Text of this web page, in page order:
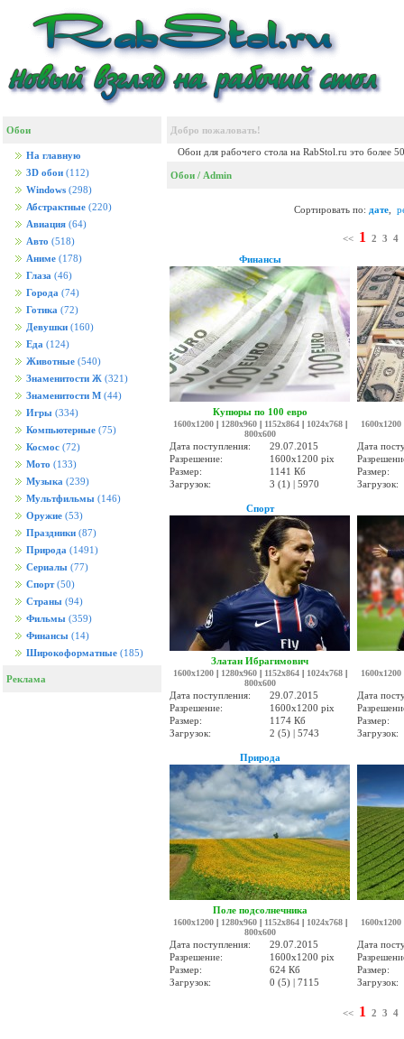
Обои
На главную
3D обои (112)
Windows (298)
Абстрактные (220)
Авиация (64)
Авто (518)
Аниме (178)
Глаза (46)
Города (74)
Готика (72)
Девушки (160)
Еда (124)
Животные (540)
Знаменитости Ж (321)
Знаменитости М (44)
Игры (334)
Компьютерные (75)
Космос (72)
Мото (133)
Музыка (239)
Мультфильмы (146)
Оружие (53)
Праздники (87)
Природа (1491)
Сериалы (77)
Спорт (50)
Страны (94)
Фильмы (359)
Финансы (14)
Широкоформатные (185)
Реклама
Добро пожаловать!
Обои для рабочего стола на RabStol.ru это более
Обои / Admin
Сортировать по: дате
<< 1 2 3 4
Финансы
Купюры по 100 евро
1600x1200| 1280x960| 1152x864| 1024x768|
800x600
Дата поступления:
29.07.2015
Разрешение:
1600x1200 pix
Размер:
1141 Кб
Загрузок:
3 (1) | 5970
1600x1200
Дата
Размер:
Загрузок:
Спорт
Златан Ибрагимович
1600x1200| 1280x960| 1152x864| 1024x768|
800x600
Дата поступления:
29.07.2015
Разрешение:
1600x1200 pix
Размер:
1174 Кб
Загрузок:
2 (5) | 5743
1600x1200
Дата
Размер:
Загрузок:
Природа
Поле подсолнечника
1600x1200| 1280x960| 1152x864| 1024x768|
800x600
Дата поступления:
29.07.2015
Разрешение:
1600x1200 pix
Размер:
624 Кб
Загрузок:
0 (5) | 7115
1600x1200
Дата
Размер:
Загрузок:
<< 1 2 3 4